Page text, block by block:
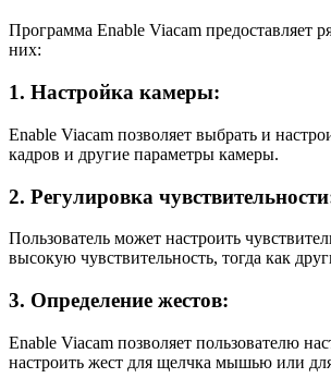
Программа Enable Viacam предоставляет
них:
1. Настройка камеры:
Enable Viacam позволяет выбрать и
кадров и другие параметры камеры.
2. Регулировка
Пользователь может настроить
высокую чувствительность, тогда как
3. Определение жестов:
Enable Viacam позволяет пользователю
настроить жест для щелчка мышью или